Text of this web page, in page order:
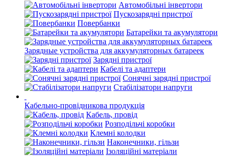
Автомобільні інвертори
Пускозарядні пристрої
Повербанки
Батарейки та акумулятори
Зарядные устройства для аккумуляторных батареек
Зарядні пристрої
Кабелі та адаптери
Сонячні зарядні пристрої
Стабілізатори напруги
Кабельно-провідникова продукція
Кабель, провід
Розподільчі коробки
Клемні колодки
Наконечники, гільзи
Ізоляційні матеріали